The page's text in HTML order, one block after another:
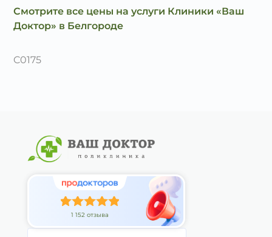
Смотрите все цены на услуги Клиники «Ваш
Доктор» в Белгороде
C0175
1 152 отзыва